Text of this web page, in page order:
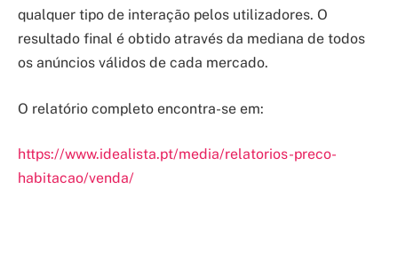
qualquer tipo de interação pelos utilizadores. O
resultado final é obtido através da mediana de todos
os anúncios válidos de cada mercado.
O relatório completo encontra-se em:
https://www.idealista.pt/media/relatorios-preco-
habitacao/venda/